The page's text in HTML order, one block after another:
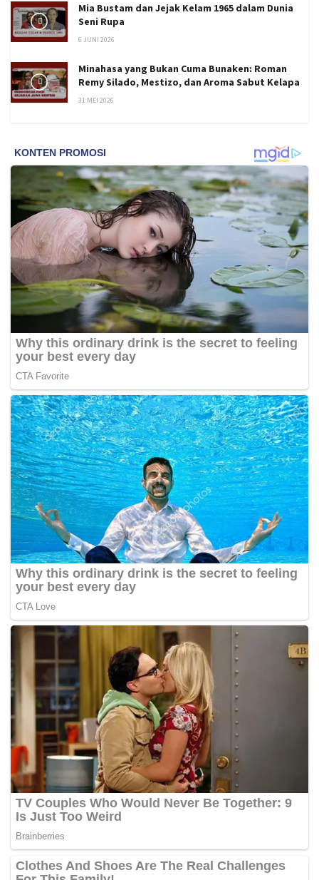
Mia Bustam dan Jejak Kelam 1965 dalam Dunia
Seni Rupa
6 JUNI 2026
Minahasa yang Bukan Cuma Bunaken: Roman
Remy Silado, Mestizo, dan Aroma Sabut Kelapa
31 MEI 2026